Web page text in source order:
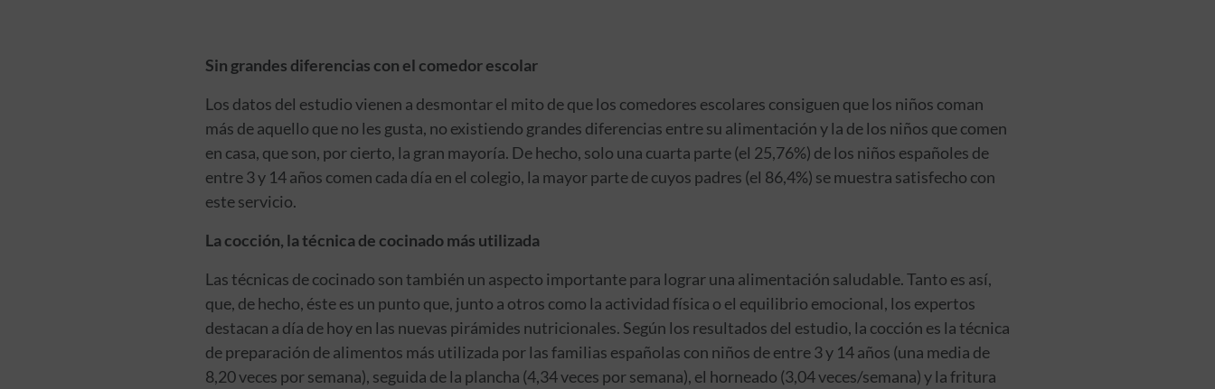
Sin grandes diferencias con el comedor escolar
Los datos del estudio vienen a desmontar el mito de que los comedores escolares consiguen que los niños coman
más de aquello que no les gusta, no existiendo grandes diferencias entre su alimentación y la de los niños que comen
en casa, que son, por cierto, la gran mayoría. De hecho, solo una cuarta parte (el 25,76%) de los niños españoles de
entre 3 y 14 años comen cada día en el colegio, la mayor parte de cuyos padres (el 86,4%) se muestra satisfecho con
este servicio.
La cocción, la técnica de cocinado más utilizada
Las técnicas de cocinado son también un aspecto importante para lograr una alimentación saludable. Tanto es así,
que, de hecho, éste es un punto que, junto a otros como la actividad física o el equilibrio emocional, los expertos
destacan a día de hoy en las nuevas pirámides nutricionales. Según los resultados del estudio, la cocción es la técnica
de preparación de alimentos más utilizada por las familias españolas con niños de entre 3 y 14 años (una media de
8,20 veces por semana), seguida de la plancha (4,34 veces por semana), el horneado (3,04 veces/semana) y la fritura